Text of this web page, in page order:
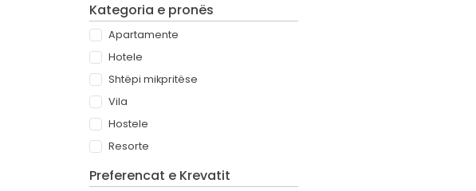
Kategoria e pronës
Apartamente
Hotele
Shtëpi mikpritëse
Vila
Hostele
Resorte
Preferencat e Krevatit